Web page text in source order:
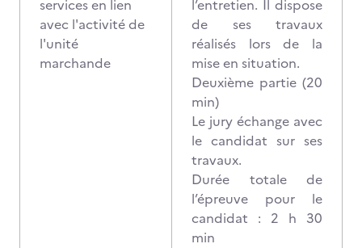
services en lien
avec l'activité de
l'unité
marchande
l’entretien. Il dispose
de ses travaux
réalisés lors de la
mise en situation.
Deuxième partie (20
min)
Le jury échange avec
le candidat sur ses
travaux.
Durée totale de
l’épreuve pour le
candidat : 2 h 30
min